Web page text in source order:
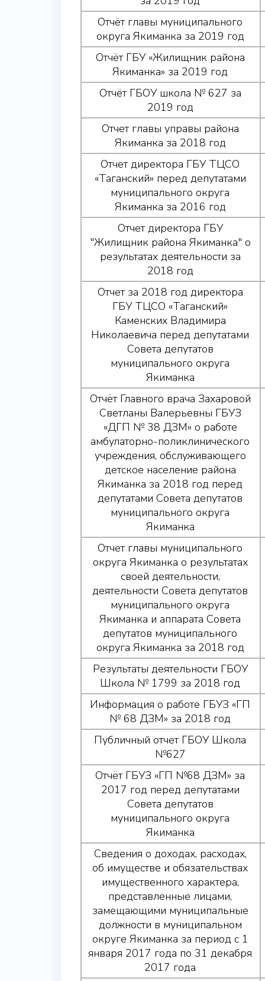
Отчёт главы муниципального
округа Якиманка за 2019 год
Отчёт ГБУ «Жилищник района
Якиманка» за 2019 год
Отчёт ГБОУ школа № 627 за
2019 год
Отчет главы управы района
Якиманка за 2018 год
Отчет директора ГБУ ТЦСО
«Таганский» перед депутатами
муниципального округа
Якиманка за 2016 год
Отчет директора ГБУ
"Жилищник района Якиманка" о
результатах деятельности за
2018 год
Отчет за 2018 год директора
ГБУ ТЦСО «Таганский»
Каменских Владимира
Николаевича перед депутатами
Совета депутатов
муниципального округа
Якиманка
Отчёт Главного врача Захаровой
Светланы Валерьевны ГБУЗ
«ДГП № 38 ДЗМ» о работе
амбулаторно-поликлинического
учреждения, обслуживающего
детское население района
Якиманка за 2018 год перед
депутатами Совета депутатов
муниципального округа
Якиманка
Отчет главы муниципального
округа Якиманка о результатах
своей деятельности,
деятельности Совета депутатов
муниципального округа
Якиманка и аппарата Совета
депутатов муниципального
округа Якиманка за 2018 год
Результаты деятельности ГБОУ
Школа № 1799 за 2018 год
Информация о работе ГБУЗ «ГП
№ 68 ДЗМ» за 2018 год
Публичный отчет ГБОУ Школа
№627
Отчёт ГБУЗ «ГП №68 ДЗМ» за
2017 год перед депутатами
Совета депутатов
муниципального округа
Якиманка
Сведения о доходах, расходах,
об имуществе и обязательствах
имущественного характера,
представленные лицами,
замещающими муниципальные
должности в муниципальном
округе Якиманка за период с 1
января 2017 года по 31 декабря
2017 года